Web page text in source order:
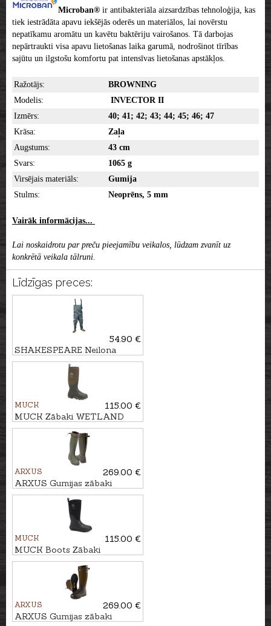
Microban® ir antibakteriāla aizsardzības tehnoloģija, kas
tiek iestrādāta apavu iekšējās oderēs un materiālos, lai novērstu
nepatīkamu aromātu un kavētu baktēriju vairošanos. Tā darbojas
nepārtraukti visa apavu lietošanas laika garumā, nodrošinot tīrības
sajūtu un ilgstošu komfortu pat intensīvas lietošanas apstākļos.
Ražotājs:
BROWNING
Modelis:
INVECTOR II
Izmērs:
40; 41; 42; 43; 44; 45; 46; 47
Krāsa:
Zaļa
Augstums:
43 cm
Svars:
1065 g
Virsējais materiāls:
Gumija
Stulms:
Neoprēns, 5 mm
Vairāk informācijas...
Lai noskaidrotu par preču pieejamību veikalos, lūdzam zvanīt uz
konkrētā veikala tālruni.
Līdzīgas preces:
54.90 €
SHAKESPEARE Neilona
zābakbikses SIGMA
MUCK
115.00 €
MUCK Zābaki WETLAND
ARXUS
269.00 €
ARXUS Gumijas zābaki
PRIMO NORD ZIP
MUCK
115.00 €
MUCK Boots Zābaki
EDGEWATER II TALL
ARXUS
269.00 €
ARXUS Gumijas zābaki